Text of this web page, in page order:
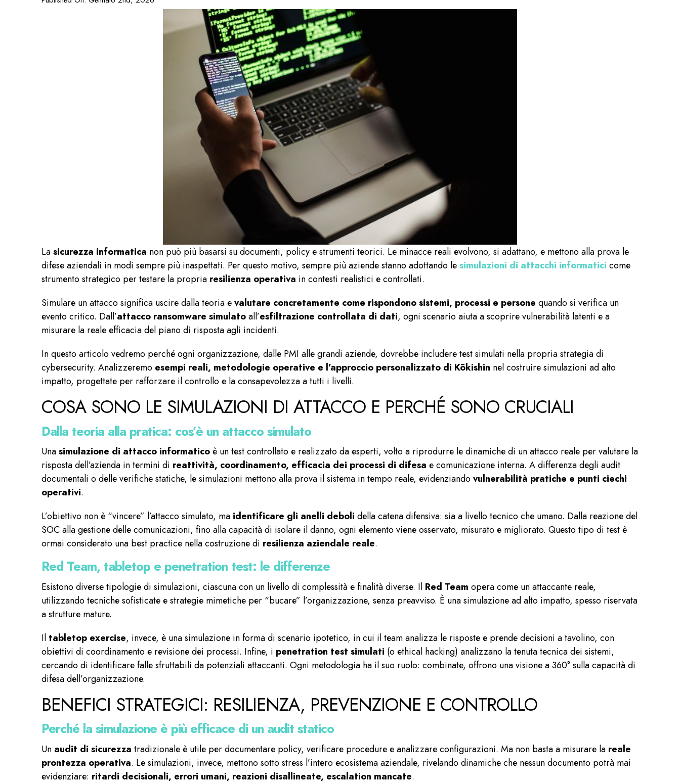
La sicurezza informatica non può più basarsi su documenti, policy e strumenti teorici. Le minacce reali evolvono, si adattano, e mettono alla prova le
difese aziendali in modi sempre più inaspettati. Per questo motivo, sempre più aziende stanno adottando le simulazioni di attacchi informatici come
strumento strategico per testare la propria resilienza operativa in contesti realistici e controllati.
Simulare un attacco significa uscire dalla teoria e valutare concretamente come rispondono sistemi, processi e persone quando si verifica un
evento critico. Dall’attacco ransomware simulatoall’esfiltrazione controllata di dati, ogni scenario aiuta a scoprire vulnerabilità latenti e a
misurare la reale efficacia del piano di risposta agli incidenti.
In questo articolo vedremo perché ogni organizzazione, dalle PMI alle grandi aziende, dovrebbe includere test simulati nella propria strategia di
cybersecurity. Analizzeremo esempi reali, metodologie operative e l’approccio personalizzato di Kōkishin nel costruire simulazioni ad alto
impatto, progettate per rafforzare il controllo e la consapevolezza a tutti i livelli.
COSA SONO LE SIMULAZIONI DI ATTACCO E PERCHÉ SONO CRUCIALI
Dalla teoria alla pratica: cos’è un attacco simulato
Una simulazione di attacco informaticoè un test controllato e realizzato da esperti, volto a riprodurre le dinamiche di un attacco reale per valutare la
risposta dell’azienda in termini di reattività, coordinamento, efficacia dei processi di difesa e comunicazione interna. A differenza degli audit
documentali o delle verifiche statiche, le simulazioni mettono alla prova il sistema in tempo reale, evidenziando vulnerabilità pratiche e punti ciechi
operativi.
L’obiettivo non è “vincere” l’attacco simulato, ma identificare gli anelli deboli della catena difensiva: sia a livello tecnico che umano. Dalla reazione del
SOC alla gestione delle comunicazioni, fino alla capacità di isolare il danno, ogni elemento viene osservato, misurato e migliorato. Questo tipo di test è
ormai considerato una best practice nella costruzione di resilienza aziendale reale.
Red Team, tabletop e penetration test: le differenze
Esistono diverse tipologie di simulazioni, ciascuna con un livello di complessità e finalità diverse. Il Red Team opera come un attaccante reale,
utilizzando tecniche sofisticate e strategie mimetiche per “bucare” l’organizzazione, senza preavviso. È una simulazione ad alto impatto, spesso riservata
a strutture mature.
Il tabletop exercise, invece, è una simulazione in forma di scenario ipotetico, in cui il team analizza le risposte e prende decisioni a tavolino, con
obiettivi di coordinamento e revisione dei processi. Infine, i penetration test simulati (o ethical hacking) analizzano la tenuta tecnica dei sistemi,
cercando di identificare falle sfruttabili da potenziali attaccanti. Ogni metodologia ha il suo ruolo: combinate, offrono una visione a 360° sulla capacità di
difesa dell’organizzazione.
BENEFICI STRATEGICI: RESILIENZA, PREVENZIONE E CONTROLLO
Perché la simulazione è più efficace di un audit statico
Un audit di sicurezza tradizionale è utile per documentare policy, verificare procedure e analizzare configurazioni. Ma non basta a misurare la reale
prontezza operativa. Le simulazioni, invece, mettono sotto stress l’intero ecosistema aziendale, rivelando dinamiche che nessun documento potrà mai
evidenziare: ritardi decisionali, errori umani, reazioni disallineate, escalation mancate.